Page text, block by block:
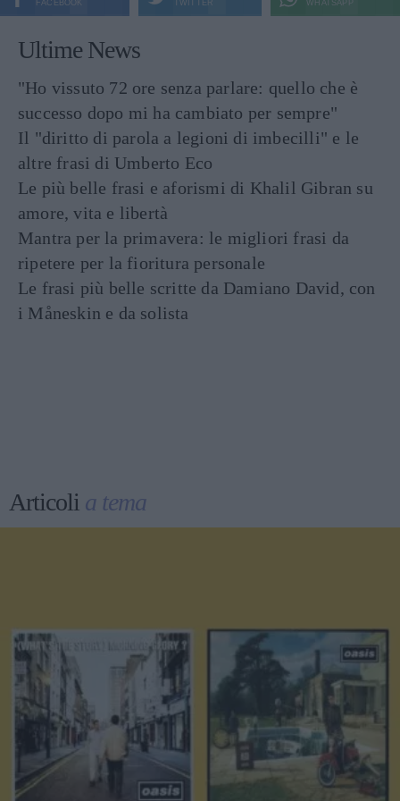
FACEBOOK
TWITTER
WHATSAPP
Ultime News
"Ho vissuto 72 ore senza parlare: quello che è
successo dopo mi ha cambiato per sempre"
Il "diritto di parola a legioni di imbecilli" e le
altre frasi di Umberto Eco
Le più belle frasi e aforismi di Khalil Gibran su
amore, vita e libertà
Mantra per la primavera: le migliori frasi da
ripetere per la fioritura personale
Le frasi più belle scritte da Damiano David, con
i Måneskin e da solista
Articoli a tema